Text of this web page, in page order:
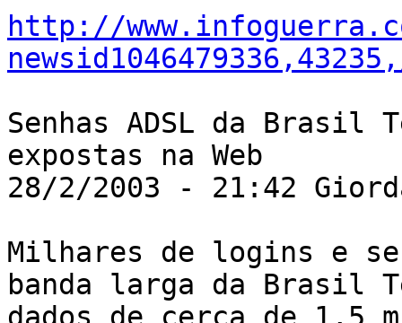
http://
Senhas ADSL da Brasil
expostas na Web
28/2/2003 - 21:42
Milhares de logins e
banda larga da Brasil